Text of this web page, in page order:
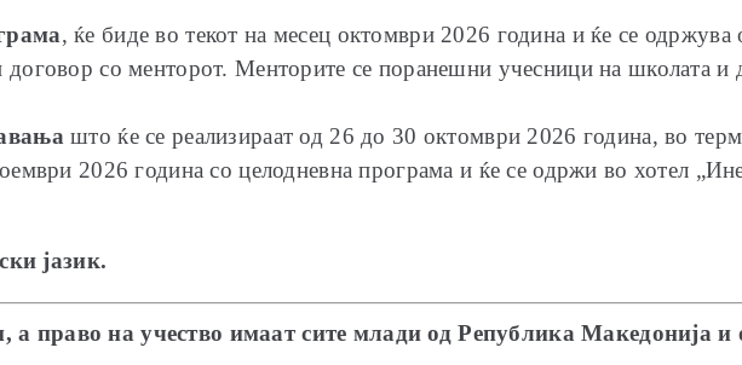
, ќе биде во текот на месец октомври 2026 година и ќе се одржува
договор со менторот. Менторите се поранешни учесници на школата и
што ќе се реализираат од 26 до 30 октомври 2026 година, во
2026 година со целодневна програма и ќе се одржи во хотел
јазик.
а право на учество имаат сите млади од Република Македонија и